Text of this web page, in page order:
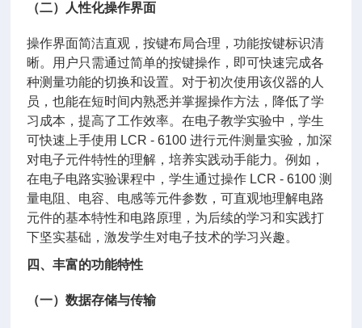
（二）人性化操作界面
操作界面简洁直观，按键布局合理，功能按键标识清
晰。用户只需通过简单的按键操作，即可快速完成各
种测量功能的切换和设置。对于初次使用该仪器的人
员，也能在短时间内熟悉并掌握操作方法，降低了学
习成本，提高了工作效率。在电子教学实验中，学生
可快速上手使用 LCR - 6100 进行元件测量实验，加深
对电子元件特性的理解，培养实践动手能力。例如，
在电子电路实验课程中，学生通过操作 LCR - 6100 测
量电阻、电容、电感等元件参数，可直观地理解电路
元件的基本特性和电路原理，为后续的学习和实践打
下坚实基础，激发学生对电子技术的学习兴趣。
四、丰富的功能特性
（一）数据存储与传输